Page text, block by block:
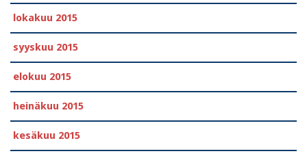
lokakuu 2015
syyskuu 2015
elokuu 2015
heinäkuu 2015
kesäkuu 2015